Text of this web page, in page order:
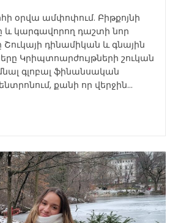
օրվա ամփոփում. Բիթքոյնի
կարգավորող դաշտի նոր
շուկան
գլոբալ ֆինանսական
քանի որ վերջին...